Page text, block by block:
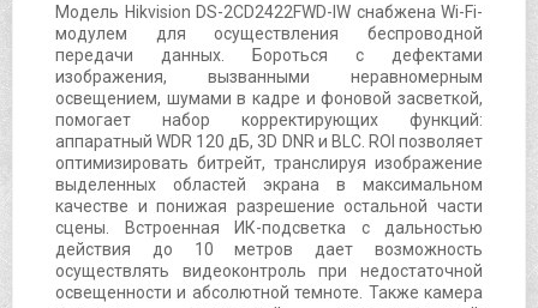
Модель Hikvision DS-2CD2422FWD-IW снабжена Wi-Fi-
модулем для осуществления беспроводной
передачи данных. Бороться с дефектами
изображения, вызванными неравномерным
освещением, шумами в кадре и фоновой засветкой,
помогает набор корректирующих функций:
аппаратный WDR 120 дБ, 3D DNR и BLC. ROI позволяет
оптимизировать битрейт, транслируя изображение
выделенных областей экрана в максимальном
качестве и понижая разрешение остальной части
сцены. Встроенная ИК-подсветка с дальностью
действия до 10 метров дает возможность
осуществлять видеоконтроль при недостаточной
освещенности и абсолютной темноте. Также камера